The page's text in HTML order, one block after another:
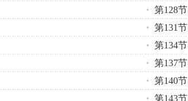
第128节
第131节
第134节
第137节
第140节
第143节